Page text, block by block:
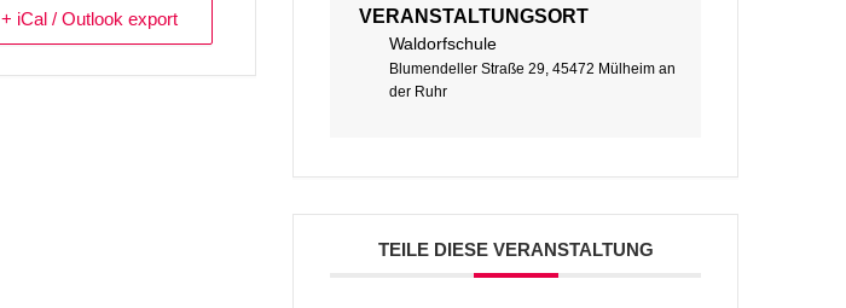
+ iCal / Outlook export VERANSTALTUNGSORT
Waldorfschule
Blumendeller Straße 29, 45472 Mülheim an
der Ruhr
TEILE DIESE VERANSTALTUNG